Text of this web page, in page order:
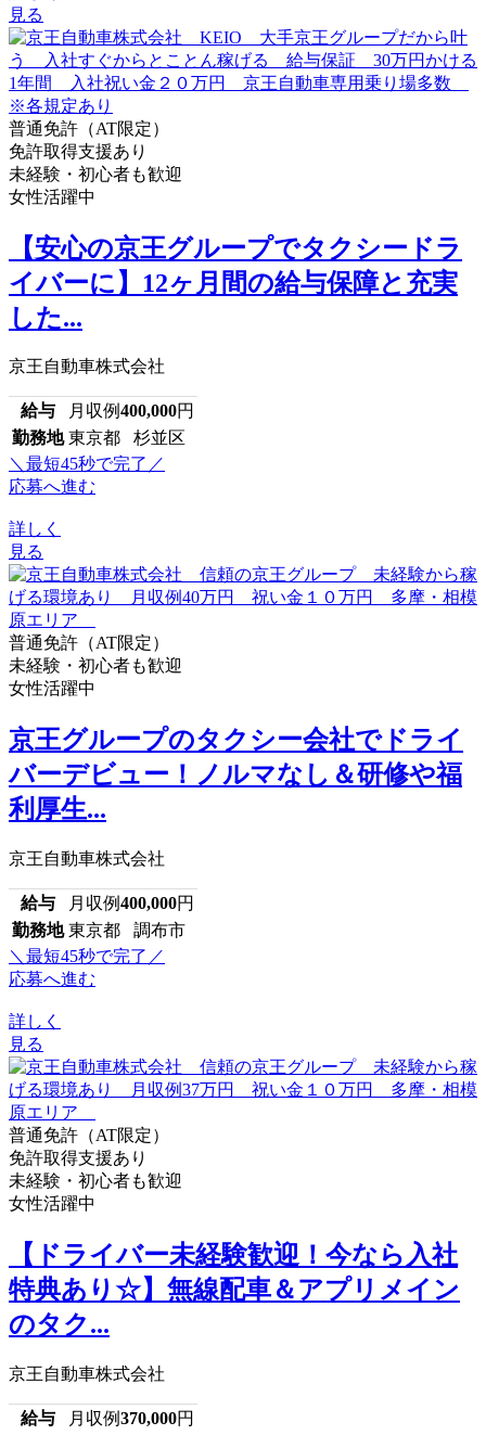
見る
普通免許（AT限定）
免許取得支援あり
未経験・初心者も歓迎
女性活躍中
【安心の京王グループでタクシードラ
イバーに】12ヶ月間の給与保障と充実
した...
京王自動車株式会社
給与 月収例400,000円
勤務地 東京都 杉並区
＼最短45秒で完了／
応募へ進む
詳しく
見る
普通免許（AT限定）
未経験・初心者も歓迎
女性活躍中
京王グループのタクシー会社でドライ
バーデビュー！ノルマなし＆研修や福
利厚生...
京王自動車株式会社
給与 月収例400,000円
勤務地 東京都 調布市
＼最短45秒で完了／
応募へ進む
詳しく
見る
普通免許（AT限定）
免許取得支援あり
未経験・初心者も歓迎
女性活躍中
【ドライバー未経験歓迎！今なら入社
特典あり☆】無線配車＆アプリメイン
のタク...
京王自動車株式会社
給与 月収例370,000円